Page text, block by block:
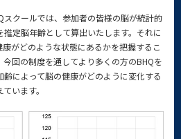
スクールでは、参加者の皆様の脳が統計的
定脳年齢として算出いたします。それに
がどのような状態にあるかを把握するこ
回の制度を通してより多くの方のBHQを
によって脳の健康がどのように変化する
います。